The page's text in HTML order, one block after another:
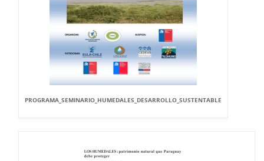
PROGRAMA_SEMINARIO_HUMEDALES_DESARROLLO_SUSTENTABLE